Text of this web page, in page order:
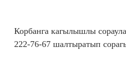
Корбанга кагылышлы
222-76-67 шалтыратып